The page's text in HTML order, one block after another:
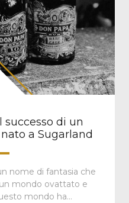
successo di un
a Sugarland
nome di fantasia che
mondo ovattato e
mondo ha…